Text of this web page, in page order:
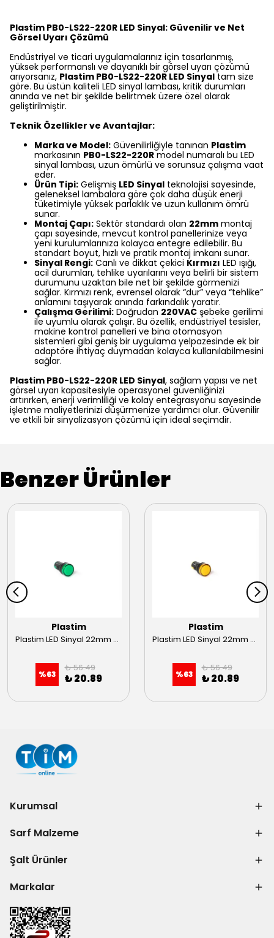
Plastim PB0-LS22-220R LED Sinyal: Güvenilir ve Net
Görsel Uyarı Çözümü
Endüstriyel ve ticari uygulamalarınız için tasarlanmış,
yüksek performanslı ve dayanıklı bir görsel uyarı çözümü
arıyorsanız, Plastim PB0-LS22-220R LED Sinyal tam size
göre. Bu üstün kaliteli LED sinyal lambası, kritik durumları
anında ve net bir şekilde belirtmek üzere özel olarak
geliştirilmiştir.
Teknik Özellikler ve Avantajlar:
Marka ve Model: Güvenilirliğiyle tanınan Plastim
markasının PB0-LS22-220R model numaralı bu LED
sinyal lambası, uzun ömürlü ve sorunsuz çalışma vaat
eder.
Ürün Tipi: Gelişmiş LED Sinyal teknolojisi sayesinde,
geleneksel lambalara göre çok daha düşük enerji
tüketimiyle yüksek parlaklık ve uzun kullanım ömrü
sunar.
Montaj Çapı: Sektör standardı olan 22mm montaj
çapı sayesinde, mevcut kontrol panellerinize veya
yeni kurulumlarınıza kolayca entegre edilebilir. Bu
standart boyut, hızlı ve pratik montaj imkanı sunar.
Sinyal Rengi: Canlı ve dikkat çekici Kırmızı LED ışığı,
acil durumları, tehlike uyarılarını veya belirli bir sistem
durumunu uzaktan bile net bir şekilde görmenizi
sağlar. Kırmızı renk, evrensel olarak “dur” veya “tehlike”
anlamını taşıyarak anında farkındalık yaratır.
Çalışma Gerilimi: Doğrudan 220VAC şebeke gerilimi
ile uyumlu olarak çalışır. Bu özellik, endüstriyel tesisler,
makine kontrol panelleri ve bina otomasyon
sistemleri gibi geniş bir uygulama yelpazesinde ek bir
adaptöre ihtiyaç duymadan kolayca kullanılabilmesini
sağlar.
Plastim PB0-LS22-220R LED Sinyal, sağlam yapısı ve net
görsel uyarı kapasitesiyle operasyonel güvenliğinizi
artırırken, enerji verimliliği ve kolay entegrasyonu sayesinde
işletme maliyetlerinizi düşürmenize yardımcı olur. Güvenilir
ve etkili bir sinyalizasyon çözümü için ideal seçimdir.
Benzer Ürünler
Plastim
Plastim LED Sinyal 22mm Yeşil 24VAC-DC 22mm
%63
₺ 56.49
₺ 20.89
Plastim
Plastim LED Sinyal 22mm Sarı 220VAC 22mm
%63
₺ 56.49
₺ 20.89
Kurumsal
Sarf Malzeme
Şalt Ürünler
Markalar